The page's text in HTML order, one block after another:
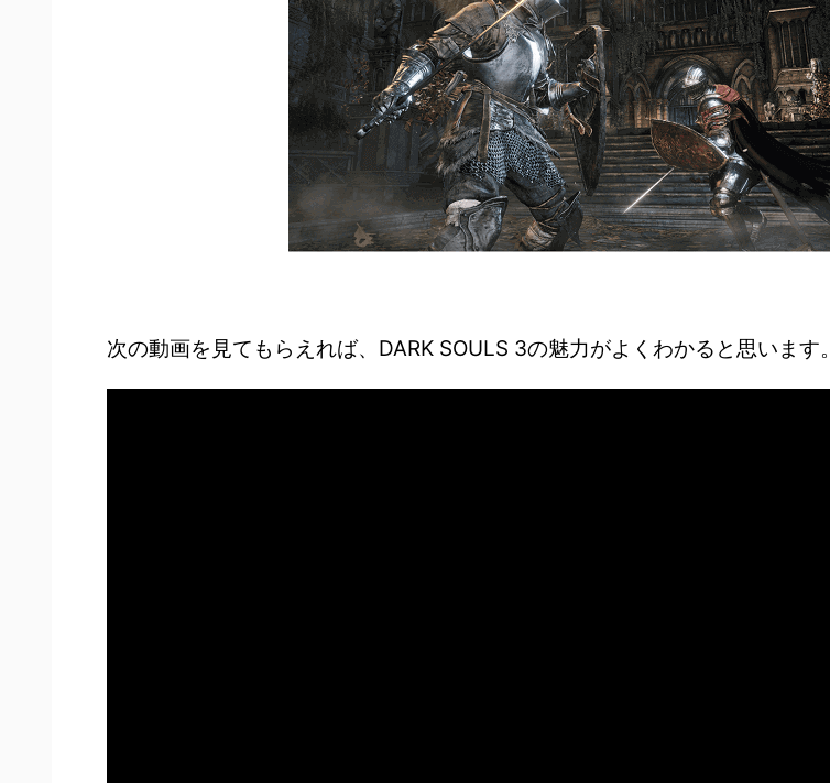
次の動画を見てもらえれば、DARK SOULS 3の魅力がよくわかると思います。